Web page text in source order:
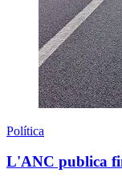
Política
L'ANC publica